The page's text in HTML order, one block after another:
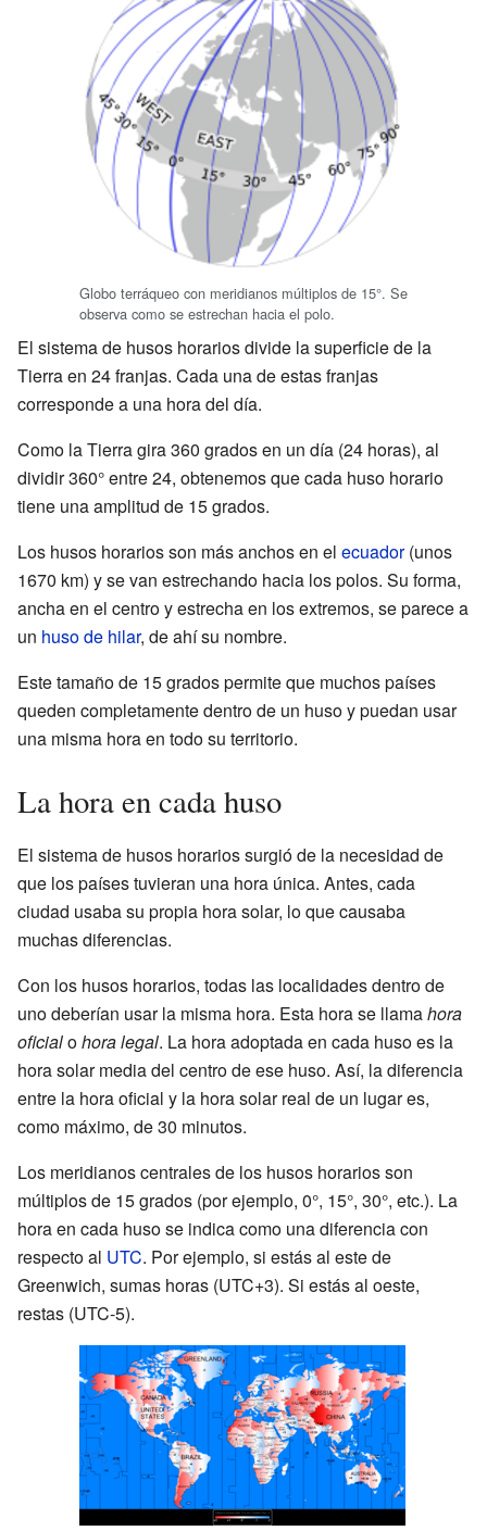
Globo terráqueo con meridianos múltiplos de 15°. Se
observa como se estrechan hacia el polo.
El sistema de husos horarios divide la superficie de la
Tierra en 24 franjas. Cada una de estas franjas
corresponde a una hora del día.
Como la Tierra gira 360 grados en un día (24 horas), al
dividir 360° entre 24, obtenemos que cada huso horario
tiene una amplitud de 15 grados.
Los husos horarios son más anchos en el ecuador(unos
1670 km) y se van estrechando hacia los polos. Su forma,
ancha en el centro y estrecha en los extremos, se parece a
un huso de hilar, de ahí su nombre.
Este tamaño de 15 grados permite que muchos países
queden completamente dentro de un huso y puedan usar
una misma hora en todo su territorio.
La hora en cada huso
El sistema de husos horarios surgió de la necesidad de
que los países tuvieran una hora única. Antes, cada
ciudad usaba su propia hora solar, lo que causaba
muchas diferencias.
Con los husos horarios, todas las localidades dentro de
uno deberían usar la misma hora. Esta hora se llamahora
oficialohora legal. La hora adoptada en cada huso es la
hora solar media del centro de ese huso. Así, la diferencia
entre la hora oficial y la hora solar real de un lugar es,
como máximo, de 30 minutos.
Los meridianos centrales de los husos horarios son
múltiplos de 15 grados (por ejemplo, 0°, 15°, 30°, etc.). La
hora en cada huso se indica como una diferencia con
respecto al UTC. Por ejemplo, si estás al este de
Greenwich, sumas horas (UTC+3). Si estás al oeste,
restas (UTC-5).